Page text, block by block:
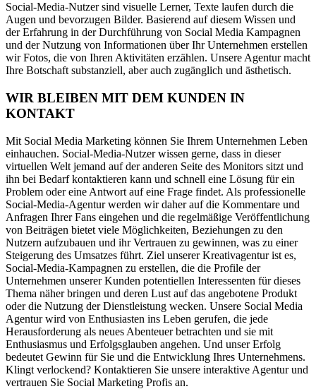
Social-Media-Nutzer sind visuelle Lerner, Texte laufen durch die
Augen und bevorzugen Bilder. Basierend auf diesem Wissen und
der Erfahrung in der Durchführung von Social Media Kampagnen
und der Nutzung von Informationen über Ihr Unternehmen erstellen
wir Fotos, die von Ihren Aktivitäten erzählen. Unsere Agentur macht
Ihre Botschaft substanziell, aber auch zugänglich und ästhetisch.
WIR BLEIBEN MIT DEM KUNDEN IN
KONTAKT
Mit Social Media Marketing können Sie Ihrem Unternehmen Leben
einhauchen. Social-Media-Nutzer wissen gerne, dass in dieser
virtuellen Welt jemand auf der anderen Seite des Monitors sitzt und
ihn bei Bedarf kontaktieren kann und schnell eine Lösung für ein
Problem oder eine Antwort auf eine Frage findet. Als professionelle
Social-Media-Agentur werden wir daher auf die Kommentare und
Anfragen Ihrer Fans eingehen und die regelmäßige Veröffentlichung
von Beiträgen bietet viele Möglichkeiten, Beziehungen zu den
Nutzern aufzubauen und ihr Vertrauen zu gewinnen, was zu einer
Steigerung des Umsatzes führt. Ziel unserer Kreativagentur ist es,
Social-Media-Kampagnen zu erstellen, die die Profile der
Unternehmen unserer Kunden potentiellen Interessenten für dieses
Thema näher bringen und deren Lust auf das angebotene Produkt
oder die Nutzung der Dienstleistung wecken. Unsere Social Media
Agentur wird von Enthusiasten ins Leben gerufen, die jede
Herausforderung als neues Abenteuer betrachten und sie mit
Enthusiasmus und Erfolgsglauben angehen. Und unser Erfolg
bedeutet Gewinn für Sie und die Entwicklung Ihres Unternehmens.
Klingt verlockend? Kontaktieren Sie unsere interaktive Agentur und
vertrauen Sie Social Marketing Profis an.